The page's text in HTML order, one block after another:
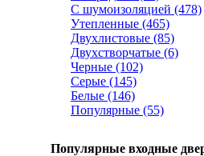
С шумоизоляцией (478)
Утепленные (465)
Двухлистовые (85)
Двухстворчатые (6)
Черные (102)
Серые (145)
Белые (146)
Популярные (55)
Популярные входные